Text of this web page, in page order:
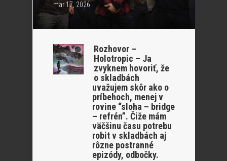
mar 17, 2026
Rozhovor –
Holotropic – Ja
zvyknem hovoriť, že
o skladbách
uvažujem skôr ako o
príbehoch, menej v
rovine “sloha – bridge
– refrén”. Čiže mám
väčšinu času potrebu
robit v skladbách aj
rôzne postranné
epizódy, odbočky.